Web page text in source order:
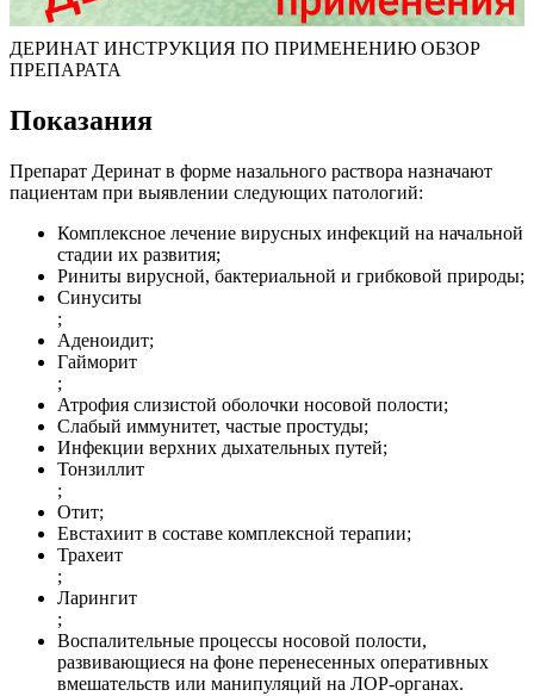
ДЕРИНАТ ИНСТРУКЦИЯ ПО ПРИМЕНЕНИЮ ОБЗОР
ПРЕПАРАТА
Показания
Препарат Деринат в форме назального раствора назначают
пациентам при выявлении следующих патологий:
Комплексное лечение вирусных инфекций на начальной
стадии их развития;
Риниты вирусной, бактериальной и грибковой природы;
Синуситы
;
Аденоидит;
Гайморит
;
Атрофия слизистой оболочки носовой полости;
Слабый иммунитет, частые простуды;
Инфекции верхних дыхательных путей;
Тонзиллит
;
Отит;
Евстахиит в составе комплексной терапии;
Трахеит
;
Ларингит
;
Воспалительные процессы носовой полости,
развивающиеся на фоне перенесенных оперативных
вмешательств или манипуляций на ЛОР-органах.